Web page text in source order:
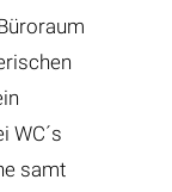
WC´s
samt